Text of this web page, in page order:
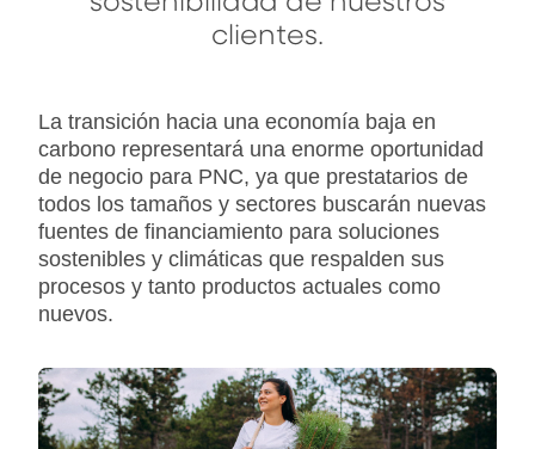
clientes.
La transición hacia una economía baja en
carbono representará una enorme oportunidad
de negocio para PNC, ya que prestatarios de
todos los tamaños y sectores buscarán nuevas
fuentes de financiamiento para soluciones
sostenibles y climáticas que respalden sus
procesos y tanto productos actuales como
nuevos.